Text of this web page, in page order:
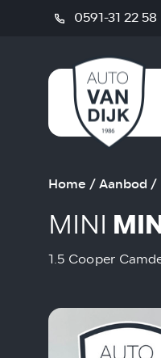
0591-31 22 58
Home /Aanbod /
MINI
1.5 Cooper